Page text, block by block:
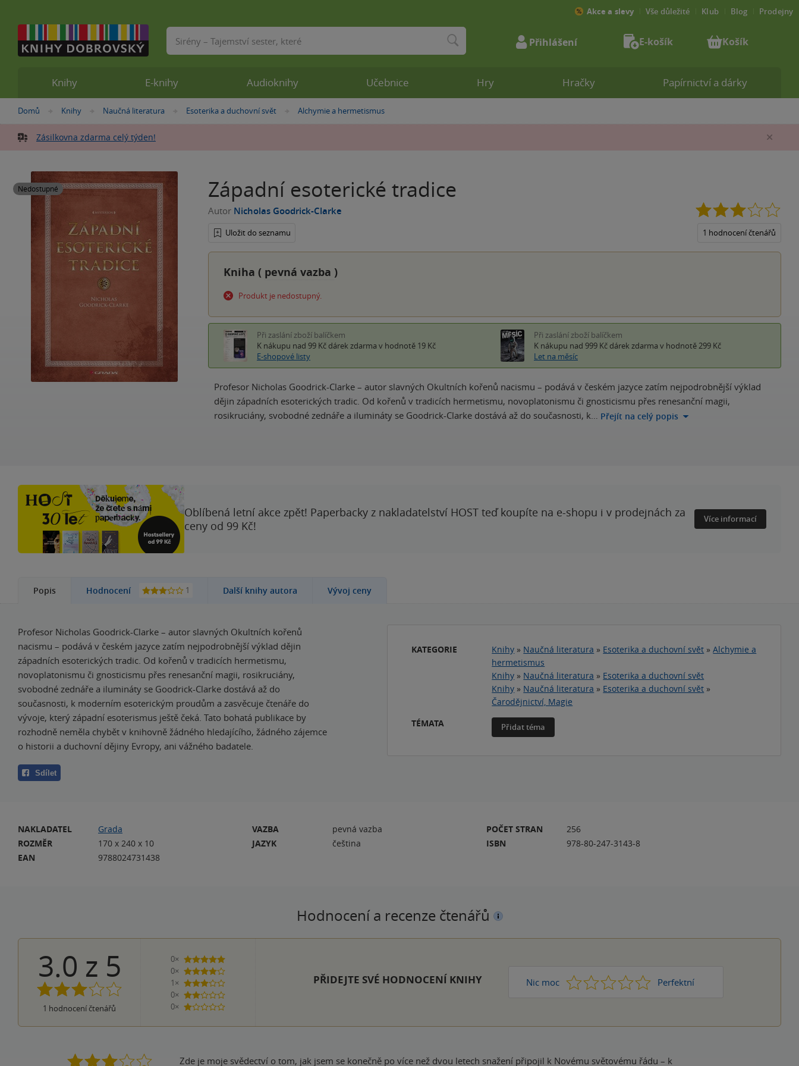
Nacházíte
zde:
Domů »
Knihy »
Naučná literatura »
Esoterika a duchovní svět »Alchymie a hermetismus
Zásilkovna zdarma celý týden!
Nedostupné Západní esoterické tradice
Autor Nicholas Goodrick-Clarke
Uložit do seznamu 1 hodnocení čtenářů
Kniha ( pevná vazba )
Produkt je nedostupný.
Při zaslání zboží balíčkem
K nákupu nad 99 Kč dárek zdarma v hodnotě 19 Kč
E-shopové listy
Při zaslání zboží balíčkem
K nákupu nad 999 Kč dárek zdarma v hodnotě 299 Kč
Let na měsíc
Profesor Nicholas Goodrick-Clarke – autor slavných Okultních kořenů nacismu – podává v českém jazyce zatím nejpodrobnější výklad
dějin západních esoterických tradic. Od kořenů v tradicích hermetismu, novoplatonismu či gnosticismu přes renesanční magii,
rosikruciány, svobodné zednáře a ilumináty se Goodrick-Clarke dostává až do současnosti, k… Přejít na celý popis
Oblíbená letní akce zpět! Paperbacky z nakladatelství HOST teď koupíte na e-shopu i v prodejnách za
ceny od 99 Kč!
Více informací
Popis Hodnocení 1 Další knihy autora Vývoj ceny
Profesor Nicholas Goodrick-Clarke – autor slavných Okultních kořenů
nacismu – podává v českém jazyce zatím nejpodrobnější výklad dějin
západních esoterických tradic. Od kořenů v tradicích hermetismu,
novoplatonismu či gnosticismu přes renesanční magii, rosikruciány,
svobodné zednáře a ilumináty se Goodrick-Clarke dostává až do
současnosti, k moderním esoterickým proudům a zasvěcuje čtenáře do
vývoje, který západní esoterismus ještě čeká. Tato bohatá publikace by
rozhodně neměla chybět v knihovně žádného hledajícího, žádného zájemce
o historii a duchovní dějiny Evropy, ani vážného badatele.
Sdílet
KATEGORIE Knihy » Naučná literatura » Esoterika a duchovní svět »Alchymie a
hermetismus
Knihy » Naučná literatura » Esoterika a duchovní svět
Knihy » Naučná literatura » Esoterika a duchovní svět »
Čarodějnictví, Magie
TÉMATA
Přidat téma
NAKLADATEL
Grada
ROZMĚR
170 x 240 x 10
EAN
9788024731438
VAZBA
pevná vazba
JAZYK
čeština
POČET STRAN
256
ISBN
978-80-247-3143-8
Hodnocení a recenze čtenářů
3.0 z 5
1 hodnocení čtenářů
0×
5 hvězdiček
0×
4 hvězdičky
1×
3 hvězdičky
0×
2 hvězdičky
0×
1 hvezdička
PŘIDEJTE SVÉ HODNOCENÍ KNIHY Nic moc 1 2 3 4 Perfektní
5
Zde je moje svědectví o tom, jak jsem se konečně po více než dvou letech snažení připojil k Novému světovému řádu – k
Knihy E-knihy Audioknihy Učebnice Hry Hračky Papírnictví a dárky
Akce a slevy Vše důležité Klub Blog Prodejny
Vyhledávání Přihlášení E-košík Košík